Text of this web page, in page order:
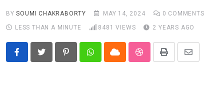
BYSOUMI CHAKRABORTY MAY 14, 2024 0 COMMENTS
LESS THAN A MINUTE
8481 VIEWS 2 YEARS AGO
PinterestWhatsappCloud StumbleUpon
Print
Share